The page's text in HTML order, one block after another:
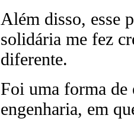
Além disso, esse
solidária me fez
diferente.
Foi uma forma de
engenharia, em